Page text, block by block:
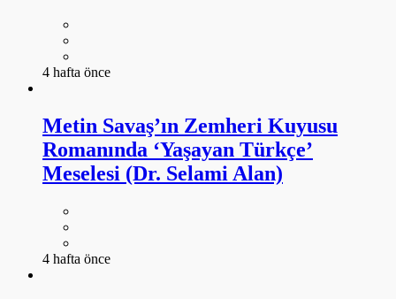
4 hafta önce
Metin Savaş’ın Zemheri Kuyusu
Romanında ‘Yaşayan Türkçe’
Meselesi (Dr. Selami Alan)
4 hafta önce